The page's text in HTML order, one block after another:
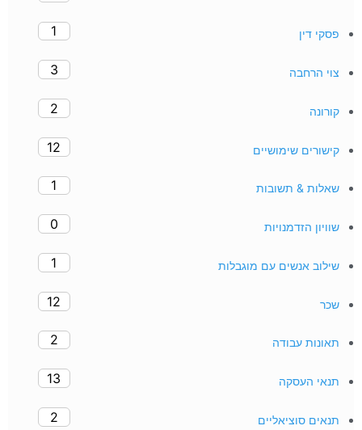
פסקי דין 1
צוי הרחבה 3
קורונה 2
קישורים שימושיים 12
שאלות & תשובות 1
שוויון הזדמנויות 0
שילוב אנשים עם מוגבלות 1
שכר 12
תאונות עבודה 2
תנאי העסקה 13
תנאים סוציאליים 2